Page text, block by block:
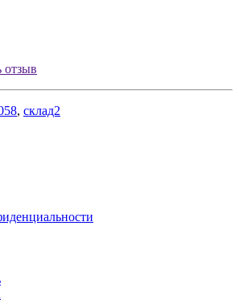
отзыв
, склад2